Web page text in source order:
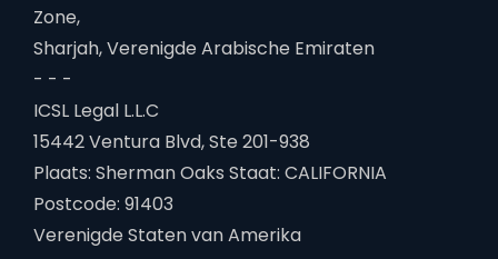
Zone,
Sharjah, Verenigde Arabische Emiraten
- - -
ICSL Legal L.L.C
15442 Ventura Blvd, Ste 201-938
Plaats: Sherman Oaks Staat: CALIFORNIA
Postcode: 91403
Verenigde Staten van Amerika